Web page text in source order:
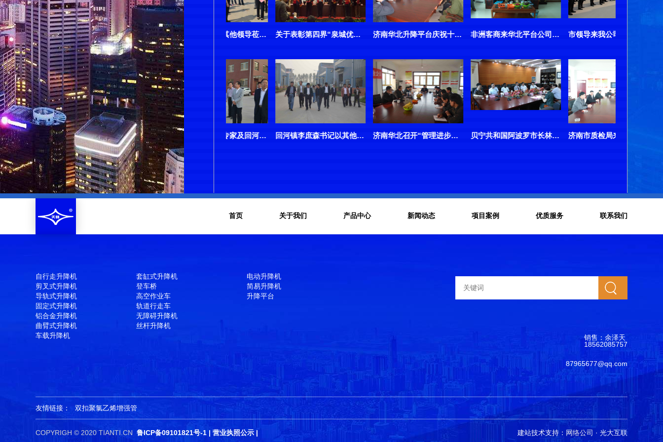
济南企业英才高级研修班的领导和同学们莅临公司指导检查
济阳分局徐科长一行来华北平台公司检查指导有关评问题
华北升降平台制造有限公司科技协会第一次会员代表大会
济南市企业协会董光利副会长等领导莅临公司指导工作
关于表彰第四界“泉城优秀中国特色社会主义事业建设者”
回河镇李庶森书记以其他领导们莅临公司检查指导工作
济南华北升降平台庆祝十八大胜利开幕，聆听大会内容
济南华北召开“管理进步示范企业评价验收会议”
非洲客商来华北平台公司采购高空作业车
贝宁共和国阿波罗市长林卫平莅临华北平台公司检查指导
市领导来我公司莅临华北平台公司检查指导升降平台生产
济南市质检局来我司视察指导工作
首页 关于我们 产品中心 新闻动态 项目案例 优质服务 联系我们
自行走升降机
剪叉式升降机
导轨式升降机
固定式升降机
铝合金升降机
曲臂式升降机
车载升降机
套缸式升降机
登车桥
高空作业车
轨道行走车
无障碍升降机
丝杆升降机
电动升降机
简易升降机
升降平台
销售：余泽天
18562085757
87965677@qq.com
友情链接： 双扣聚氯乙烯增强管
COPYRIGH © 2020 TIANTI.CN 鲁ICP备09101821号-1 | 营业执照公示 | 建站技术支持： 网络公司 · 光大互联